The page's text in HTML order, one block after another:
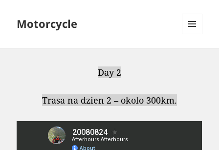
Motorcycle
Day 2
Trasa na dzien 2 – okolo 300km.